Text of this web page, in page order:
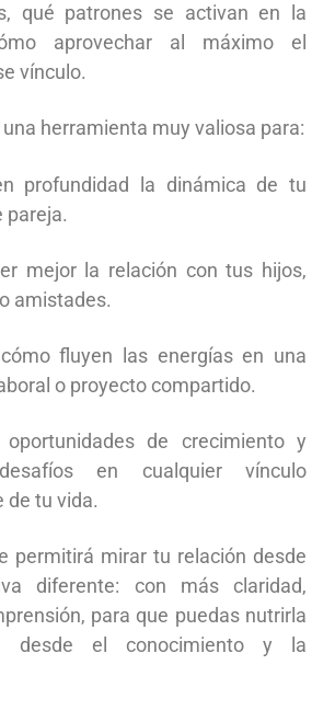
qué patrones se activan en la
aprovechar al máximo el
vínculo.
herramienta muy valiosa para:
profundidad la dinámica de tu
pareja.
mejor la relación con tus hijos,
amistades.
fluyen las energías en una
o proyecto compartido.
oportunidades de crecimiento y
en cualquier vínculo
de tu vida.
permitirá mirar tu relación desde
diferente: con más claridad,
para que puedas nutrirla
desde el conocimiento y la